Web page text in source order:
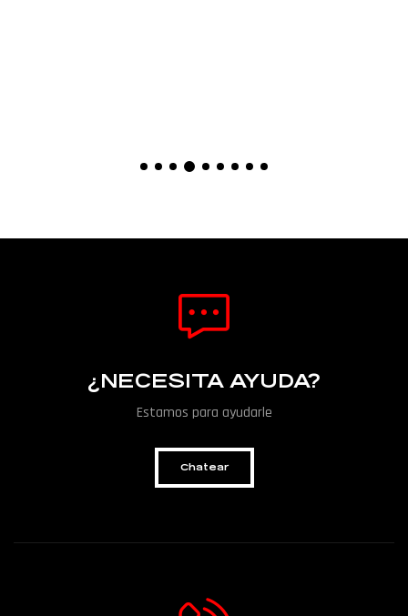
¿NECESITA AYUDA?
Estamos para ayudarle
Chatear